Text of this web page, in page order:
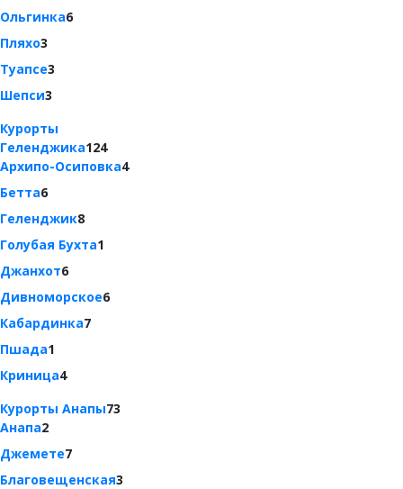
Ольгинка6
Пляхо3
Туапсе3
Шепси3
Курорты
Геленджика124
Архипо-Осиповка4
Бетта6
Геленджик8
Голубая Бухта1
Джанхот6
Дивноморское6
Кабардинка7
Пшада1
Криница4
Курорты Анапы73
Анапа2
Джемете7
Благовещенская3